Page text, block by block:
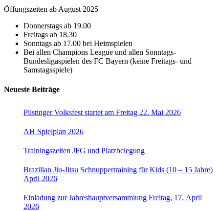
Öffungszeiten ab August 2025
Donnerstags ab 19.00
Freitags ab 18.30
Sonntags ab 17.00 bei Heimspielen
Bei allen Champions League und allen Sonntags-
Bundesligaspielen des FC Bayern (keine Freitags- und
Samstagsspiele)
Neueste Beiträge
Pilstinger Volksfest startet am Freitag 22. Mai 2026
AH Spielplan 2026
Trainingszeiten JFG und Platzbelegung
Brazilian Jiu-Jitsu Schnuppertraining für Kids (10 – 15 Jahre)
April 2026
Einladung zur Jahreshauptversammlung Freitag, 17. April
2026